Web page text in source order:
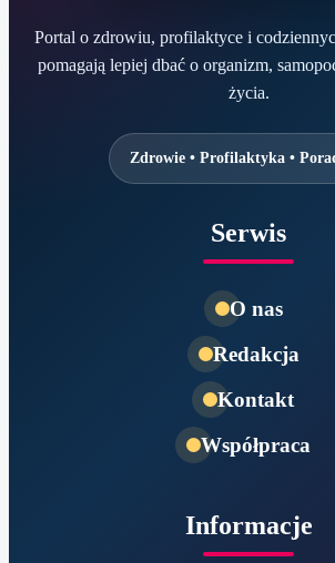
Portal o zdrowiu, profilaktyce i
pomagają lepiej dbać o organizm,
życia.
Zdrowie • Profilaktyka •
Serwis
O nas
Redakcja
Kontakt
Współpraca
Informacje